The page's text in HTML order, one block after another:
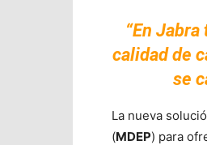
“En
calidad de
se
La nueva
(MDEP) para